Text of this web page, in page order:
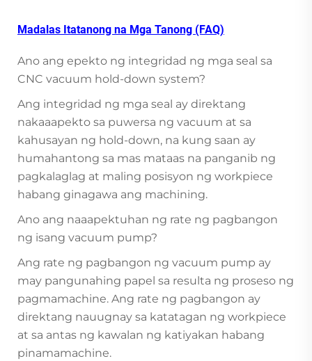
Madalas Itatanong na Mga Tanong (FAQ)
Ano ang epekto ng integridad ng mga seal sa
CNC vacuum hold-down system?
Ang integridad ng mga seal ay direktang
nakaaapekto sa puwersa ng vacuum at sa
kahusayan ng hold-down, na kung saan ay
humahantong sa mas mataas na panganib ng
pagkalaglag at maling posisyon ng workpiece
habang ginagawa ang machining.
Ano ang naaapektuhan ng rate ng pagbangon
ng isang vacuum pump?
Ang rate ng pagbangon ng vacuum pump ay
may pangunahing papel sa resulta ng proseso ng
pagmamachine. Ang rate ng pagbangon ay
direktang nauugnay sa katatagan ng workpiece
at sa antas ng kawalan ng katiyakan habang
pinamamachine.